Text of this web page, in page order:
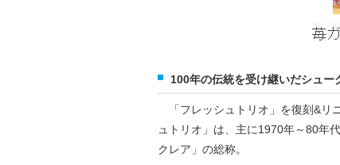
100年の伝統を受け継いだシュー
「フレッシュトリオ」を復刻&リ
ュトリオ」は、主に1970年～80年
クレア」の総称。